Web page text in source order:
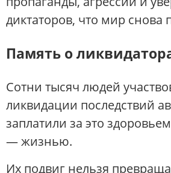
диктаторов, что мир снова
Память о
Сотни тысяч людей
ликвидации последствий
заплатили за это
— жизнью.
Их подвиг нельзя